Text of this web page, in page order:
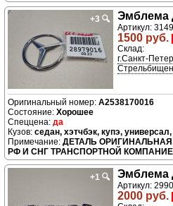
+3 🔍 Эмблема
Артикул:
1500 руб.
Склад:
г.Санкт-
A2538170016
Хорошее
да
седан, хэтчбэк, купэ,
ДЕТАЛЬ
РФ И СНГ ТРАНСПОРТНОЙ
+1 🔍 Эмблема
Артикул:
2000 руб.